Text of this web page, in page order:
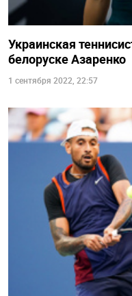
Украинская
белоруске Азаренко
1 сентября 2022, 22:57